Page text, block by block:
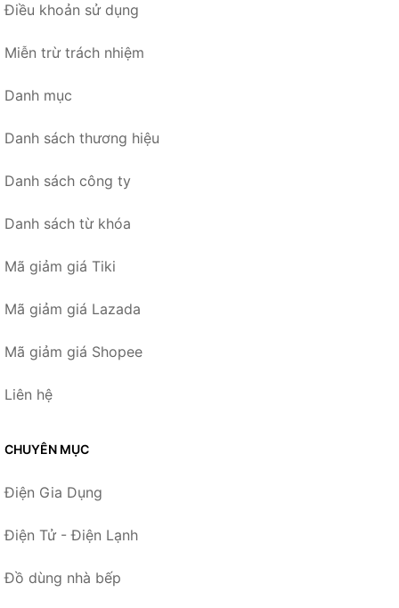
Điều khoản sử dụng
Miễn trừ trách nhiệm
Danh mục
Danh sách thương hiệu
Danh sách công ty
Danh sách từ khóa
Mã giảm giá Tiki
Mã giảm giá Lazada
Mã giảm giá Shopee
Liên hệ
CHUYÊN MỤC
Điện Gia Dụng
Điện Tử - Điện Lạnh
Đồ dùng nhà bếp